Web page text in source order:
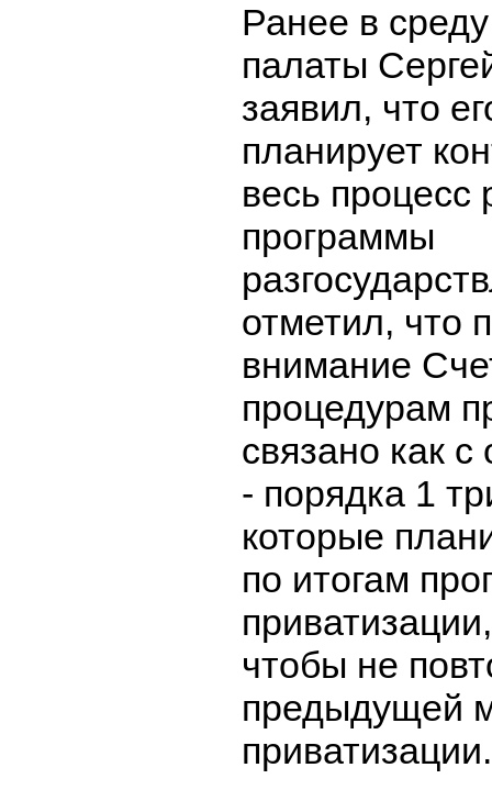
Ранее в
палаты
заявил, что
планирует
весь процесс
программы
отметил, что
внимание
процедурам
связано как
- порядка 1
которые
по итогам
чтобы не
предыдущей
приватизации.